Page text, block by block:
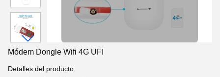
Módem Dongle Wifi 4G UFI
Detalles del producto